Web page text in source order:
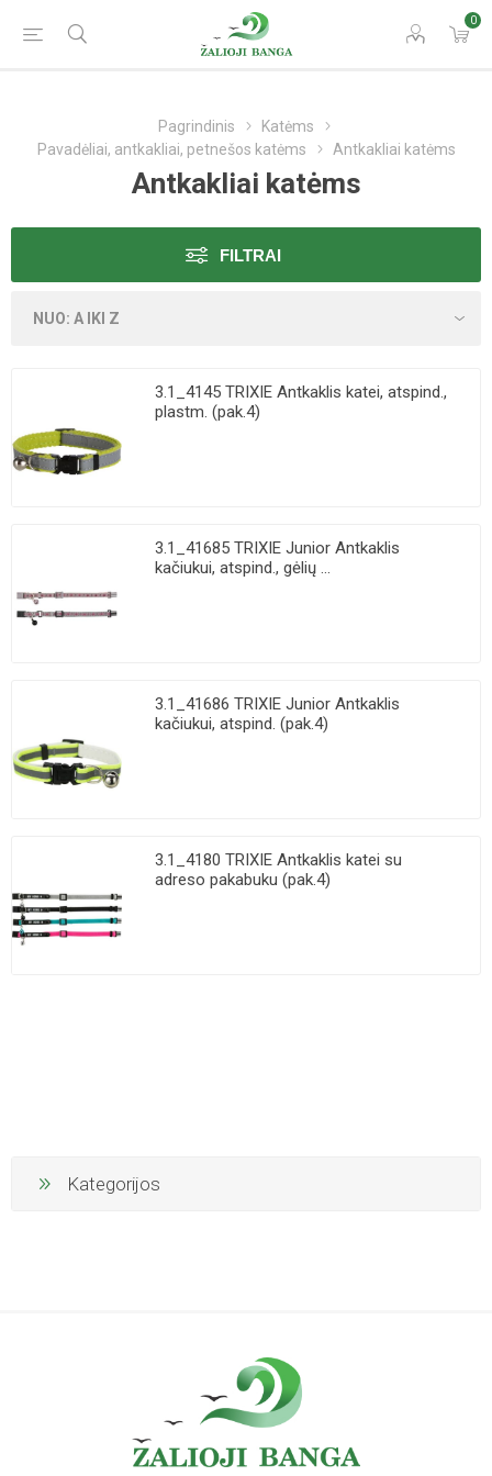
0
Pagrindinis
Katėms
Pavadėliai, antkakliai, petnešos katėms
Antkakliai katėms
Antkakliai katėms
FILTRAI
3.1_4145 TRIXIE Antkaklis katei, atspind.,
plastm. (pak.4)
3.1_41685 TRIXIE Junior Antkaklis
kačiukui, atspind., gėlių ...
3.1_41686 TRIXIE Junior Antkaklis
kačiukui, atspind. (pak.4)
3.1_4180 TRIXIE Antkaklis katei su
adreso pakabuku (pak.4)
Kategorijos